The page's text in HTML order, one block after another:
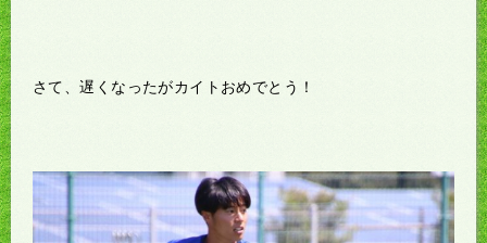
さて、遅くなったがカイトおめでとう！